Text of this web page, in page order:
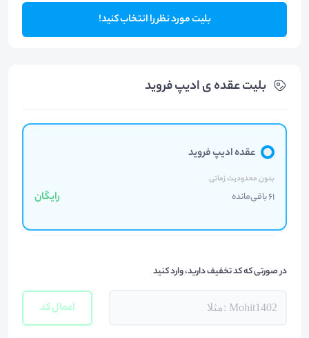
بلیت مورد نظر را انتخاب کنید!
بلیت‌ عقده ی ادیپ فروید
عقده ادیپ فروید
بدون محدودیت زمانی
61 باقی‌مانده رایگان
در صورتی که کد تخفیف دارید، وارد کنید
اعمال کد